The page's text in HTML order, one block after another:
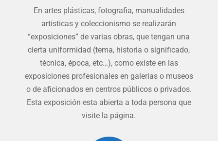
En artes plásticas, fotografia, manualidades
artisticas y coleccionismo se realizarán
“exposiciones” de varias obras, que tengan una
cierta uniformidad (tema, historia o significado,
técnica, época, etc…), como existe en las
exposiciones profesionales en galerias o museos
o de aficionados en centros públicos o privados.
Esta exposición esta abierta a toda persona que
visite la página.